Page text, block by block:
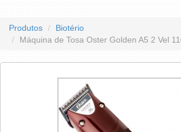
Produtos
Biotério
Máquina de Tosa Oster Golden A5 2 Vel